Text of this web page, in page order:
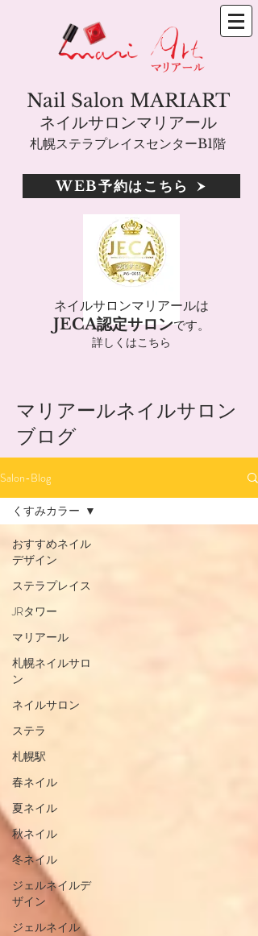
札幌ステラプレイスセンターB1階
Nail Salon MARIART
ネイルサロンマリアール
WEB予約はこちら
ネイルサロンマリアールは
JECA認定サロンです。
詳しくはこちら
​マリアールネイルサロン
ブログ
Salon-Blog
おすすめネイル
デザイン
ステラプレイス
JRタワー
マリアール
札幌ネイルサロ
ン
ネイルサロン
ステラ
札幌駅
春ネイル
夏ネイル
秋ネイル
冬ネイル
ジェルネイルデ
ザイン
ジェルネイル
くすみカラー